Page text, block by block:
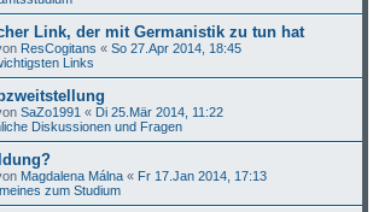
Link, der mit Germanistik zu tun hat
ResCogitans «So 27.Apr 2014, 18:45
Links
SaZo1991 « Di 25.Mär 2014, 11:22
Diskussionen und Fragen
Magdalena Málna « Fr 17.Jan 2014, 17:13
zum Studium